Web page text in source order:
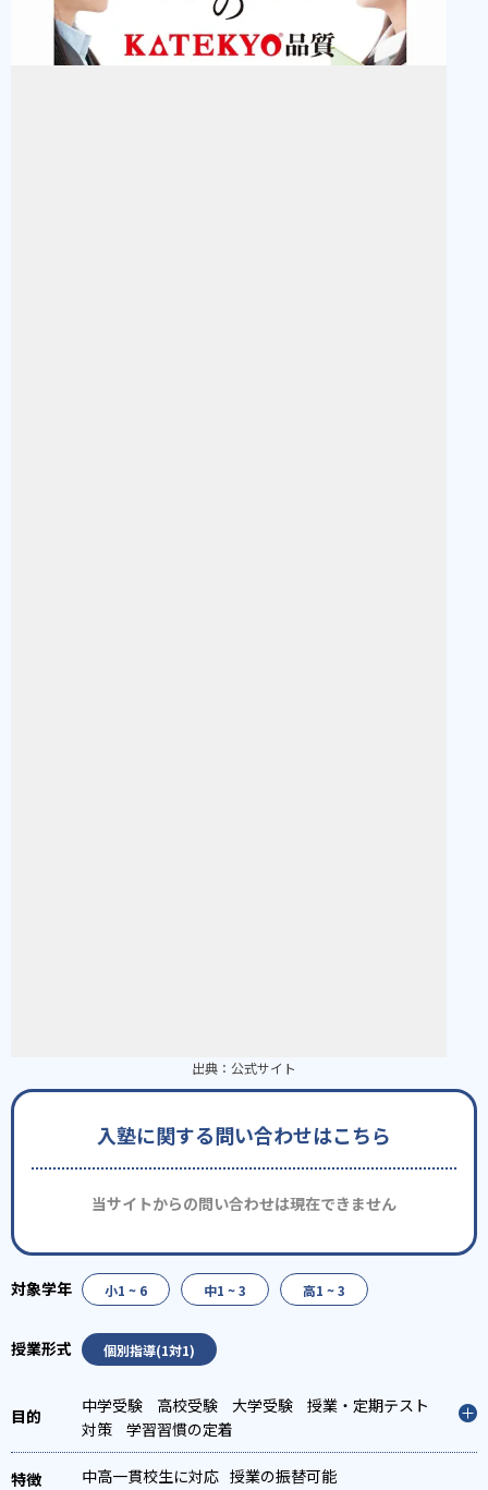
出典： 公式サイト
入塾に関する問い合わせはこちら
当サイトからの問い合わせは現在できません
小1 ~ 6 中1 ~ 3 高1 ~ 3
個別指導(1対1)
中学受験 高校受験 大学受験
授業・定期テスト
対策
学習習慣の定着
中高一貫校生に対応 授業の振替可能